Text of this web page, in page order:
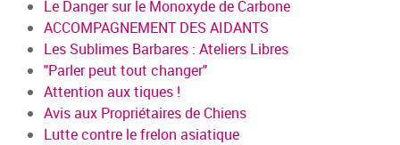
Le Danger sur le Monoxyde de Carbone
ACCOMPAGNEMENT DES AIDANTS
Les Sublimes Barbares : Ateliers Libres
"Parler peut tout changer"
Attention aux tiques !
Avis aux Propriétaires de Chiens
Lutte contre le frelon asiatique